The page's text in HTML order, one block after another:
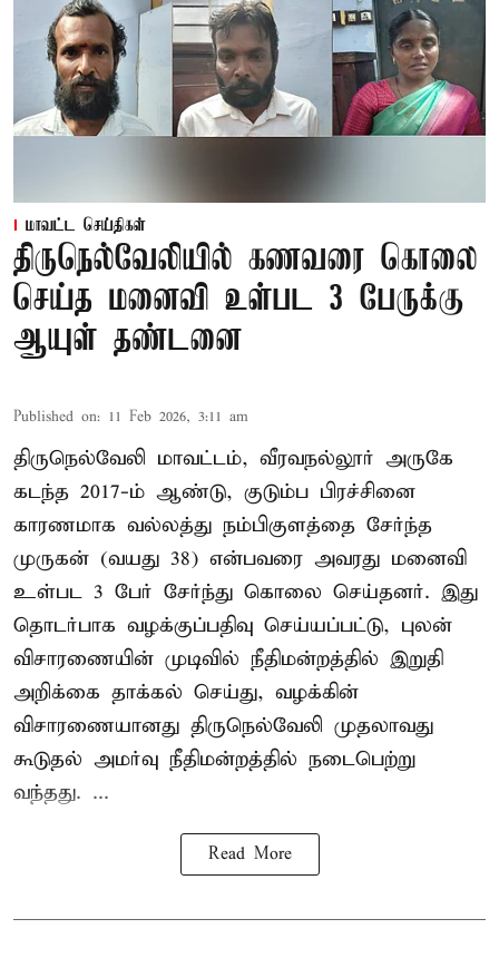
மாவட்ட செய்திகள்
திருநெல்வேலியில் கணவரை கொலை
செய்த மனைவி உள்பட 3 பேருக்கு
ஆயுள் தண்டனை
Published on: 11 Feb 2026, 3:11 am
திருநெல்வேலி மாவட்டம், வீரவநல்லூர் அருகே
கடந்த 2017-ம் ஆண்டு, குடும்ப பிரச்சினை
காரணமாக வல்லத்து நம்பிகுளத்தை சேர்ந்த
முருகன் (வயது 38) என்பவரை அவரது மனைவி
உள்பட 3 பேர் சேர்ந்து கொலை செய்தனர். இது
தொடர்பாக வழக்குப்பதிவு செய்யப்பட்டு, புலன்
விசாரணையின் முடிவில் நீதிமன்றத்தில் இறுதி
அறிக்கை தாக்கல் செய்து, வழக்கின்
விசாரணையானது திருநெல்வேலி முதலாவது
கூடுதல் அமர்வு நீதிமன்றத்தில் நடைபெற்று
வந்தது. ...
Read More